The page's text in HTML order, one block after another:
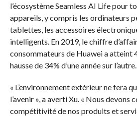
l’écosystème Seamless AI Life pour
appareils, y compris les ordinateurs
tablettes, les accessoires
intelligents. En 2019, le chiffre
consommateurs de Huawei a atteint
hausse de 34% d’une année sur l’autre.
« L’environnement extérieur ne fera
l’avenir », a averti Xu. « Nous devons
compétitivité de nos produits et